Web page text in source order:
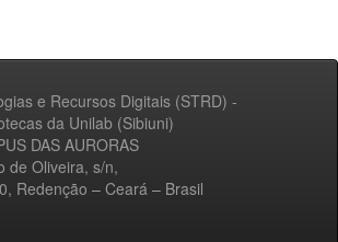
e Recursos Digitais (STRD) -
da Unilab (Sibiuni)
DAS AURORAS
de Oliveira, s/n,
Redenção – Ceará – Brasil